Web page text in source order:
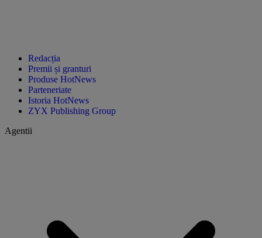
Redacția
Premii și granturi
Produse HotNews
Parteneriate
Istoria HotNews
ZYX Publishing Group
Agentii